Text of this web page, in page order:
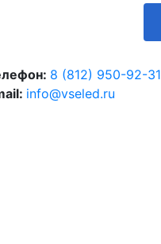
8 (812) 950-92-31
info@vseled.ru